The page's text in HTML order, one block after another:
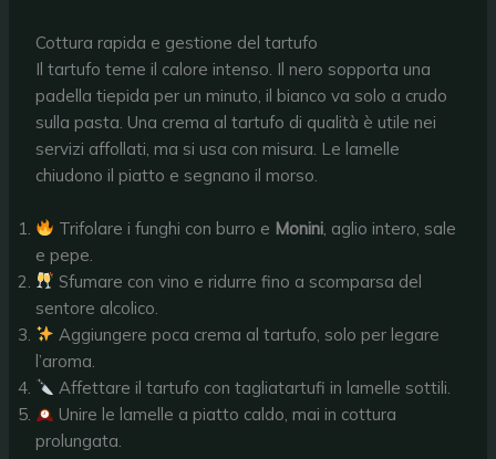
Cottura rapida e gestione del tartufo
Il tartufo teme il calore intenso. Il nero sopporta una
padella tiepida per un minuto, il bianco va solo a crudo
sulla pasta. Una crema al tartufo di qualità è utile nei
servizi affollati, ma si usa con misura. Le lamelle
chiudono il piatto e segnano il morso.
Trifolare i funghi con burro e Monini , aglio intero, sale
e pepe.
Sfumare con vino e ridurre fino a scomparsa del
sentore alcolico.
Aggiungere poca crema al tartufo, solo per legare
l’aroma.
Affettare il tartufo con tagliatartufi in lamelle sottili.
Unire le lamelle a piatto caldo, mai in cottura
prolungata.